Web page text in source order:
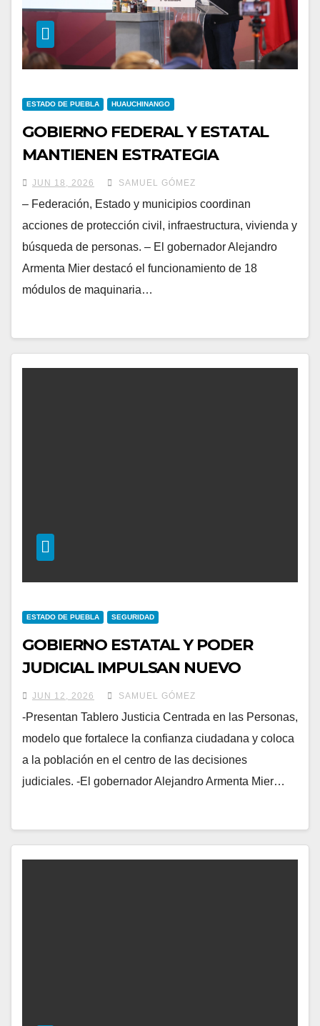
ESTADO DE PUEBLA HUAUCHINANGO
GOBIERNO FEDERAL Y ESTATAL
MANTIENEN ESTRATEGIA
PREVENTIVA DE DESASTRES EN LA
SIERRA NORTE
JUN 18, 2026 SAMUEL GÓMEZ
– Federación, Estado y municipios coordinan
acciones de protección civil, infraestructura, vivienda y
búsqueda de personas. – El gobernador Alejandro
Armenta Mier destacó el funcionamiento de 18
módulos de maquinaria…
ESTADO DE PUEBLA SEGURIDAD
GOBIERNO ESTATAL Y PODER
JUDICIAL IMPULSAN NUEVO
MODELO DE JUSTICIA CERCANA Y
HUMANISTA
JUN 12, 2026 SAMUEL GÓMEZ
-Presentan Tablero Justicia Centrada en las Personas,
modelo que fortalece la confianza ciudadana y coloca
a la población en el centro de las decisiones
judiciales. -El gobernador Alejandro Armenta Mier…